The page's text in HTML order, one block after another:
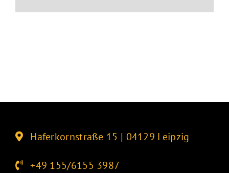
Haferkornstraße 15 | 04129 Leipzig
+49 155/6155 3987